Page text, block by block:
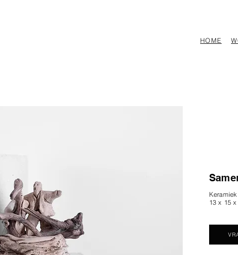
HOME
Keramiek
13 x 15